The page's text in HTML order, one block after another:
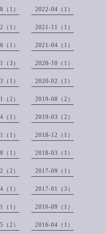
（1） 2022-04（1）
（1） 2021-11（1）
（1） 2021-04（1）
（3） 2020-10（1）
（1） 2020-02（1）
（2） 2019-08（2）
（1） 2019-03（2）
（1） 2018-12（1）
（1） 2018-03（1）
（2） 2017-09（1）
（1） 2017-01（3）
（1） 2016-09（1）
（2） 2016-04（1）